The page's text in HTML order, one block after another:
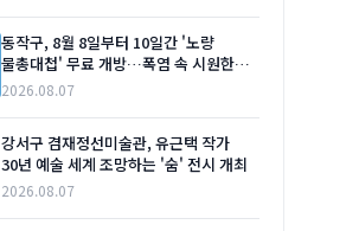
동작구, 8월 8일부터 10일간 '노량
물총대첩' 무료 개방…폭염 속 시원한
여름 선물
2026.08.07
강서구 겸재정선미술관, 유근택 작가
30년 예술 세계 조망하는 '숨' 전시 개최
2026.08.07